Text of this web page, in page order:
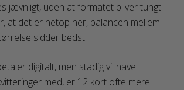
jævnligt, uden at formatet bliver tungt.
at det er netop her, balancen mellem
sidder bedst.
digitalt, men stadig vil have
med, er 12 kort ofte mere